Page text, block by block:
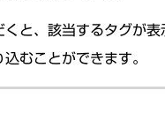
くと、該当するタグが
むことができます。